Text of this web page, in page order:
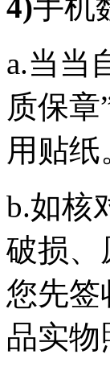
4)手机
a.当当
质保
用贴纸
b.如核
破损、
您先签
品实